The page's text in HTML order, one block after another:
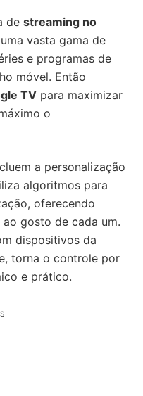
de streaming no
vasta gama de
e programas de
móvel. Então
TV para maximizar
o
a personalização
algoritmos para
oferecendo
gosto de cada um.
dispositivos da
torna o controle por
e prático.